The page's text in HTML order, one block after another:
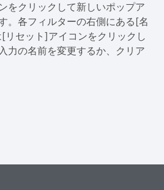
をクリックして新しいポップア
。各フィルターの右側にある[名
リセット]アイコンをクリックし
力の名前を変更するか、クリア